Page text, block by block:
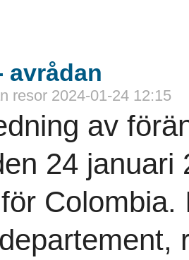
avrådan
resor 2024-01-24 12:15
av
24